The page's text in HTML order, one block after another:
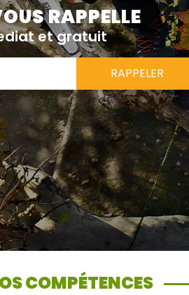
RAPPELLE
et gratuit
COMPÉTENCES